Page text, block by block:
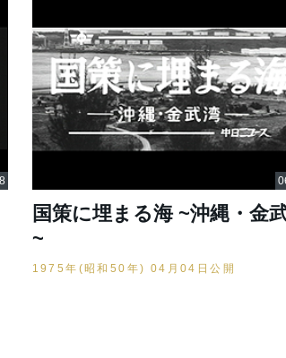
国策に埋まる海 ~沖縄・金
~
1975年(昭和50年) 04月04日公開